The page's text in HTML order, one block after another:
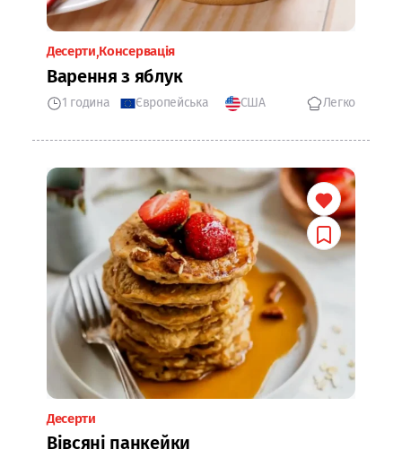
Десерти Консервація
Варення з яблук
1 година Європейська США Легко
Десерти
Вівсяні панкейки